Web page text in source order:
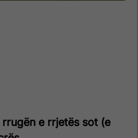
e rrjetës sot (e